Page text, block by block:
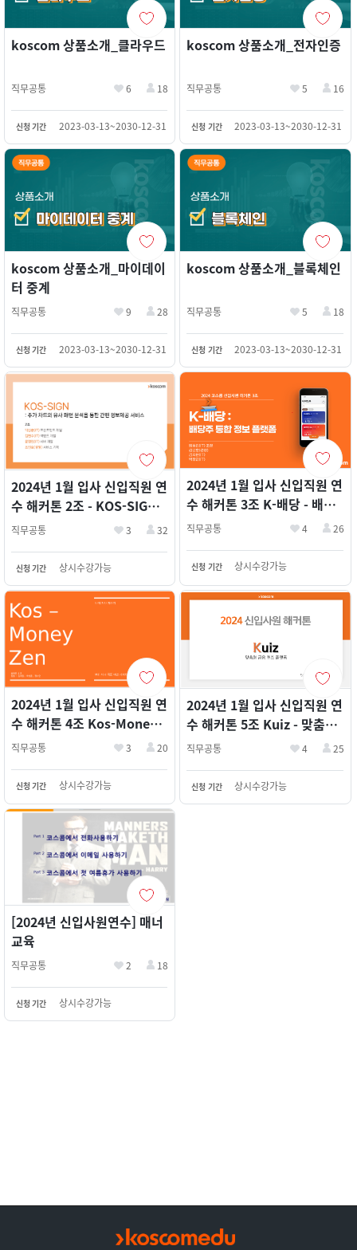
koscom 상품소개_클라우드
직무공통 6 18
신청 기간 2023-03-13~2030-12-31
koscom 상품소개_전자인증
직무공통 5 16
신청 기간 2023-03-13~2030-12-31
koscom 상품소개_마이데이
터 중계
직무공통 9 28
신청 기간 2023-03-13~2030-12-31
koscom 상품소개_블록체인
직무공통 5 18
신청 기간 2023-03-13~2030-12-31
2024년 1월 입사 신입직원 연
수 해커톤 2조 - KOS-SIGN -
차트유사패턴분석 (박상준,
직무공통 3 32
신청 기간 상시수강가능
2024년 1월 입사 신입직원 연
수 해커톤 3조 K-배당 - 배당
주 통합 정보 플랫폼 (임동진,
직무공통 4 26
신청 기간 상시수강가능
2024년 1월 입사 신입직원 연
수 해커톤 4조 Kos-Money
Zen - 자산 시뮬레이터 (김재
직무공통 3 20
신청 기간 상시수강가능
2024년 1월 입사 신입직원 연
수 해커톤 5조 Kuiz - 맞춤형
금융퀴즈 (장동훈 김수민 박
직무공통 4 25
신청 기간 상시수강가능
[2024년 신입사원연수] 매너
교육
직무공통 2 18
신청 기간 상시수강가능